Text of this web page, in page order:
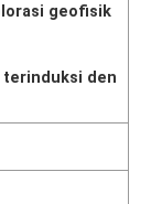
geofisik
terinduksi den